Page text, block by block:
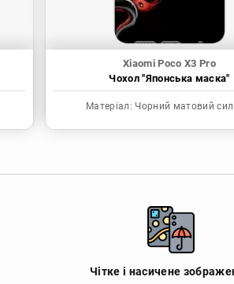
Xiaomi Poco X3 Pro
Чохол "Японська маска"
Матеріал: Чорний матовий
Чітке і насичене